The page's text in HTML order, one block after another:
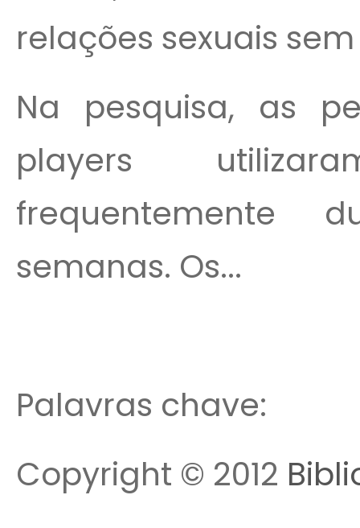
relações sexuais
Na pesquisa, as
players
frequentemente
semanas. Os...
Palavras chave:
Copyright © 2012